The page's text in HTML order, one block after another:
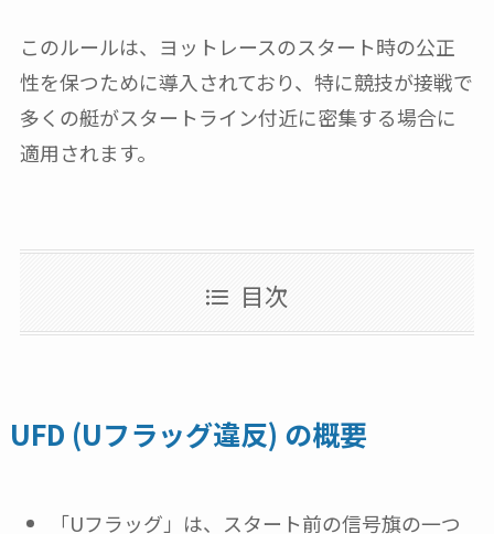
このルールは、ヨットレースのスタート時の公正
性を保つために導入されており、特に競技が接戦で
多くの艇がスタートライン付近に密集する場合に
適用されます。
目次
UFD (Uフラッグ違反) の概要
「Uフラッグ」は、スタート前の信号旗の一つ